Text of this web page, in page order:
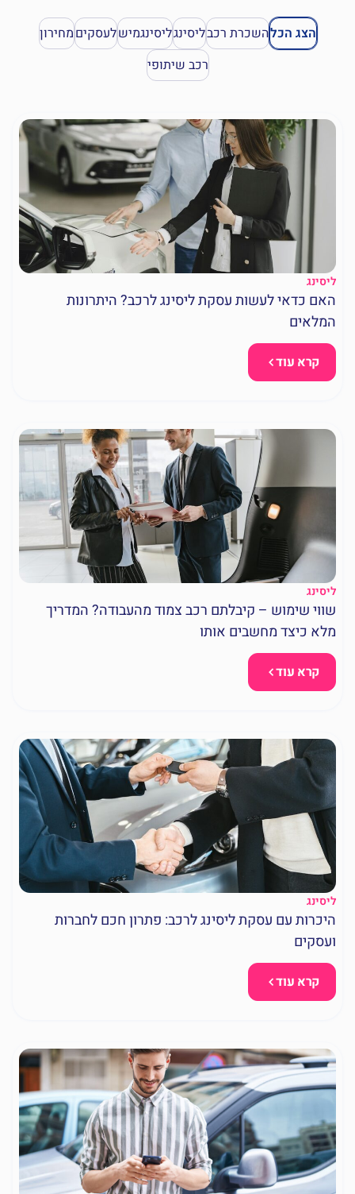
הצג הכלהשכרת רכבליסינגליסינגמישלעסקיםמחירון
רכב שיתופי
ליסינג
האם כדאי לעשות עסקת ליסינג לרכב? היתרונות
המלאים
קרא עוד
ליסינג
שווי שימוש – קיבלתם רכב צמוד מהעבודה? המדריך
מלא כיצד מחשבים אותו
קרא עוד
ליסינג
היכרות עם עסקת ליסינג לרכב: פתרון חכם לחברות
ועסקים
קרא עוד